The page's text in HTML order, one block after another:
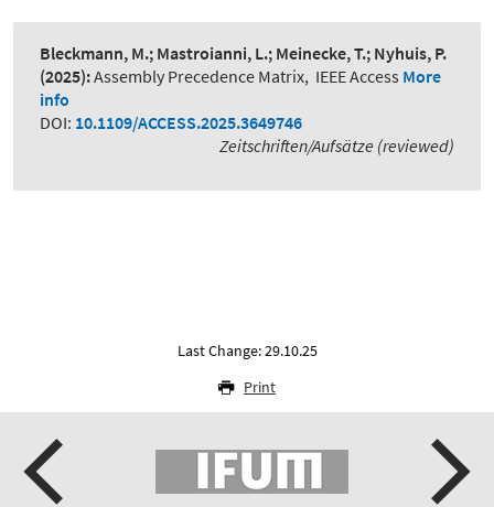
Bleckmann, M.; Mastroianni, L.; Meinecke, T.; Nyhuis, P.
(2025):Assembly Precedence Matrix, IEEE Access More
info
DOI: 10.1109/ACCESS.2025.3649746
Zeitschriften/Aufsätze (reviewed)
Last Change: 29.10.25
Print